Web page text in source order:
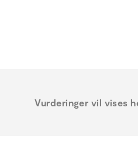
Vurderinger vil vises